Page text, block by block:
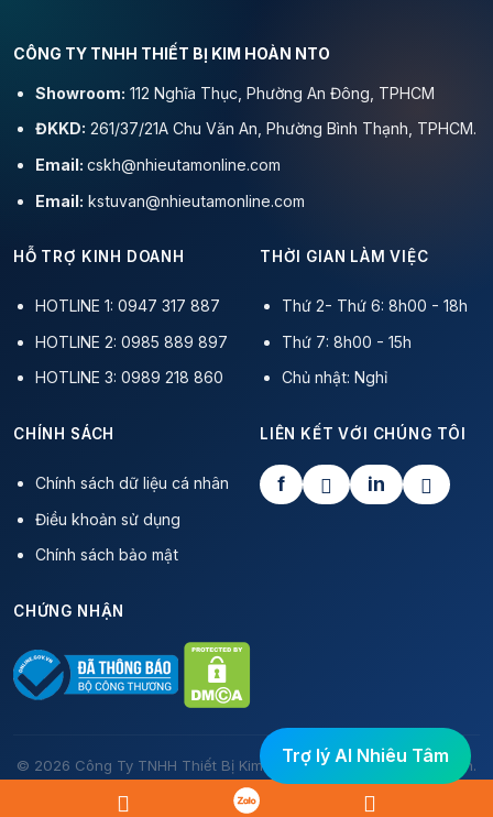
CÔNG TY TNHH THIẾT BỊ KIM HOÀN NTO
Showroom: 112 Nghĩa Thục, Phường An Đông, TPHCM
ĐKKD: 261/37/21A Chu Văn An, Phường Bình Thạnh, TPHCM.
Email: cskh@nhieutamonline.com
Email: kstuvan@nhieutamonline.com
HỖ TRỢ KINH DOANH
HOTLINE 1: 0947 317 887
HOTLINE 2: 0985 889 897
HOTLINE 3: 0989 218 860
THỜI GIAN LÀM VIỆC
Thứ 2- Thứ 6: 8h00 - 18h
Thứ 7: 8h00 - 15h
Chủ nhật: Nghỉ
CHÍNH SÁCH
Chính sách dữ liệu cá nhân
Điều khoản sử dụng
Chính sách bảo mật
LIÊN KẾT VỚI CHÚNG TÔI
f in
CHỨNG NHẬN
© 2026 Công Ty TNHH Thiết Bị Kim Hoàn NTO. Bảo lưu mọi quyền.
Trợ lý AI Nhiêu Tâm